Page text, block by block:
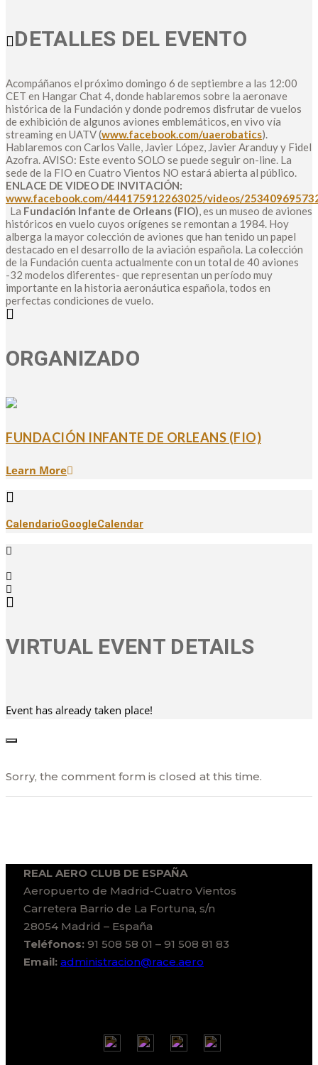
DETALLES DEL EVENTO
Acompáñanos el próximo domingo 6 de septiembre a las 12:00
CET en Hangar Chat 4, donde hablaremos sobre la aeronave
histórica de la Fundación y donde podremos disfrutar de vuelos
de exhibición de algunos aviones emblemáticos, en vivo vía
streaming en UATV (www.facebook.com/uaerobatics).
Hablaremos con Carlos Valle, Javier López, Javier Aranduy y Fidel
Azofra. AVISO: Este evento SOLO se puede seguir on-line. La
sede de la FIO en Cuatro Vientos NO estará abierta al público.
ENLACE DE VIDEO DE INVITACIÓN:
www.facebook.com/444175912263025/videos/
La Fundación Infante de Orleans (FIO) , es un museo de aviones
históricos en vuelo cuyos orígenes se remontan a 1984. Hoy
alberga la mayor colección de aviones que han tenido un papel
destacado en el desarrollo de la aviación española. La colección
de la Fundación cuenta actualmente con un total de 40 aviones
-32 modelos diferentes- que representan un período muy
importante en la historia aeronáutica española, todos en
perfectas condiciones de vuelo.
ORGANIZADO
FUNDACIÓN INFANTE DE ORLEANS (FIO)
Learn More
CalendarioGoogleCalendar
VIRTUAL EVENT DETAILS
Event has already taken place!
Sorry, the comment form is closed at this time.
REAL AERO CLUB DE ESPAÑA
Aeropuerto de Madrid-Cuatro Vientos
Carretera Barrio de La Fortuna, s/n
28054 Madrid – España
Teléfonos: 91 508 58 01 – 91 508 81 83
Email: administracion@race.aero